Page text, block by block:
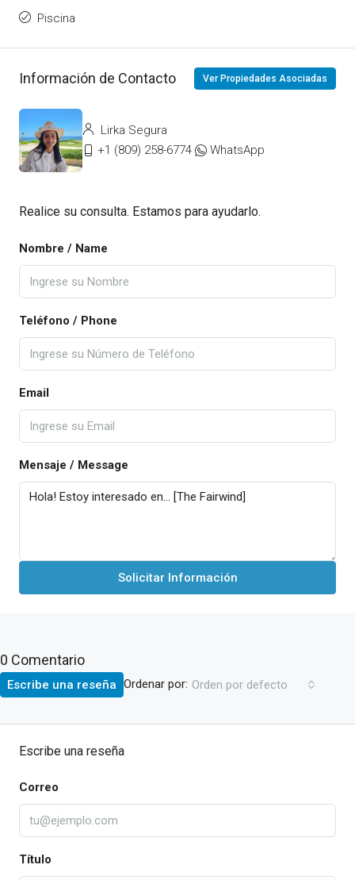
Piscina
Información de Contacto Ver Propiedades Asociadas
Lirka Segura
+1 (809) 258-6774
WhatsApp
Realice su consulta. Estamos para ayudarlo.
Nombre / Name
Teléfono / Phone
Email
Mensaje / Message
Solicitar Información
0 Comentario
Ordenar por: Orden por defecto
Escribe una reseña
Escribe una reseña
Correo
Título